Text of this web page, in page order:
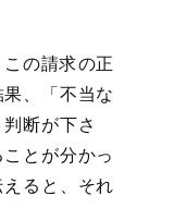
の請求の正
、「不当な
断が下さ
とが分かっ
ると、それ